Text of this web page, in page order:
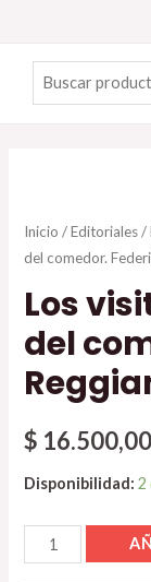
Inicio /Editoriales/
del comedor.
Los
del
$ 16.500,00
Disponibilidad: 2